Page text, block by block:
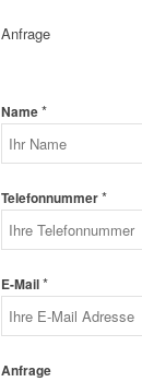
Anfrage
Name*
Telefonnummer*
E-Mail*
Anfrage